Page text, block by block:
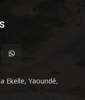
Ekelle, Yaoundé,